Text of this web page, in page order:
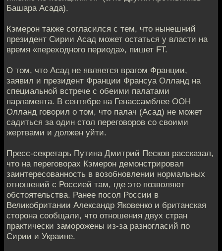
Башара Асада).
Кэмерон также согласился с тем, что нынешний
президент Сирии Асад может остаться у власти на
время «переходного периода», пишет FT.
О том, что Асад не является врагом Франции,
заявил и президент Франции Франсуа Олланд на
специальной встрече с обеими палатами
парламента. В сентябре на Генассамблее ООН
Олланд говорил о том, что палач (Асад) не может
садиться за один стол переговоров со своими
жертвами и должен уйти.
Пресс-секретарь Путина Дмитрий Песков рассказал,
что на переговорах Кэмерон демонстрировал
заинтересованность в возобновлении нормальных
отношений с Россией там, где это позволяют
обстоятельства. Ранее посол России в
Великобритании Александр Яковенко и британская
сторона сообщали, что отношения двух стран
практически заморожены из-за разногласий по
Сирии и Украине.